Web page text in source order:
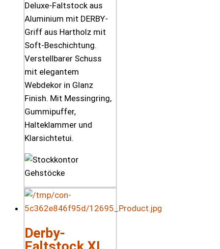
Deluxe-Faltstock aus
Aluminium mit DERBY-
Griff aus Hartholz mit
Soft-Beschichtung.
Verstellbarer Schuss
mit elegantem
Webdekor in Glanz
Finish. Mit Messingring,
Gummipuffer,
Halteklammer und
Klarsichtetui.
Derby-